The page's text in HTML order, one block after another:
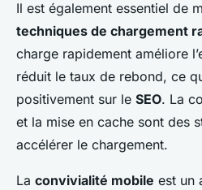
Il est également essentiel de
techniques de chargement
charge rapidement améliore
réduit le taux de rebond, ce
positivement sur le SEO. La
et la mise en cache sont des
accélérer le chargement.
La convivialité mobile est un